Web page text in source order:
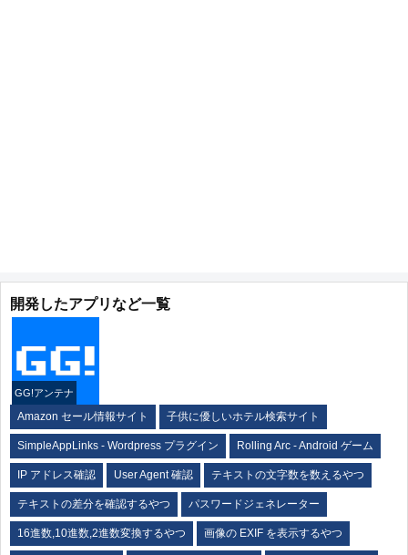
開発したアプリなど一覧
GG!アンテナ
Amazon セール情報サイト 子供に優しいホテル検索サイト
SimpleAppLinks - Wordpress プラグイン Rolling Arc - Android ゲーム
IP アドレス確認 User Agent 確認 テキストの文字数を数えるやつ
テキストの差分を確認するやつ パスワードジェネレーター
16進数,10進数,2進数変換するやつ 画像の EXIF を表示するやつ